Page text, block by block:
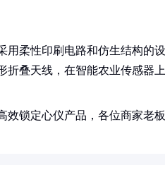
用柔性印刷电路和仿生结构的
折叠天线，在智能农业传感器
锁定心仪产品，各位商家老